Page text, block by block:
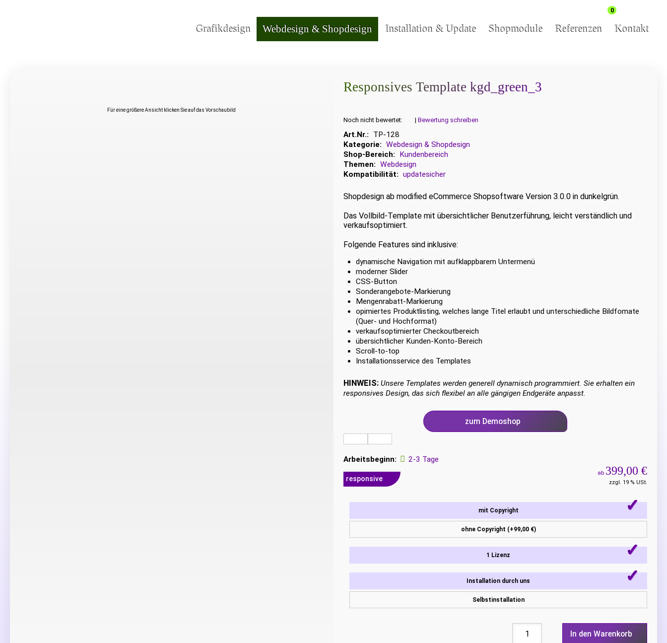
0
Grafikdesign Webdesign & Shopdesign Installation & Update Shopmodule Referenzen Kontakt
Für eine größere Ansicht klicken Sie auf das Vorschaubild
Responsives Template kgd_green_3
Noch nicht bewertet: | Bewertung schreiben
Art.Nr.:
TP-128
Kategorie: Webdesign & Shopdesign
Shop-Bereich:
Kundenbereich
Themen: Webdesign
Kompatibilität: updatesicher
Shopdesign ab modified eCommerce Shopsoftware Version 3.0.0 in dunkelgrün.
Das Vollbild-Template mit übersichtlicher Benutzerführung, leicht verständlich und
verkaufsoptimiert.
Folgende Features sind inklusive:
dynamische Navigation mit aufklappbarem Untermenü
moderner Slider
CSS-Button
Sonderangebote-Markierung
Mengenrabatt-Markierung
opimiertes Produktlisting, welches lange Titel erlaubt und unterschiedliche Bildfomate
(Quer- und Hochformat)
verkaufsoptimierter Checkoutbereich
übersichtlicher Kunden-Konto-Bereich
Scroll-to-top
Installationsservice des Templates
HINWEIS: Unsere Templates werden generell dynamisch programmiert. Sie erhalten ein
responsives Design, das sich flexibel an alle gängigen Endgeräte anpasst.
zum Demoshop
Arbeitsbeginn: 2-3 Tage
responsive
ab 399,00 €
zzgl. 19 % USt.
mit Copyright
ohne Copyright (+99,00 €)
1 Lizenz
Installation durch uns
Selbstinstallation
In den Warenkorb